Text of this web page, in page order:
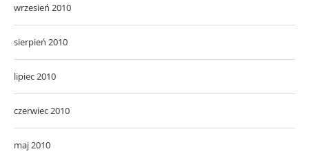
wrzesień 2010
sierpień 2010
lipiec 2010
czerwiec 2010
maj 2010